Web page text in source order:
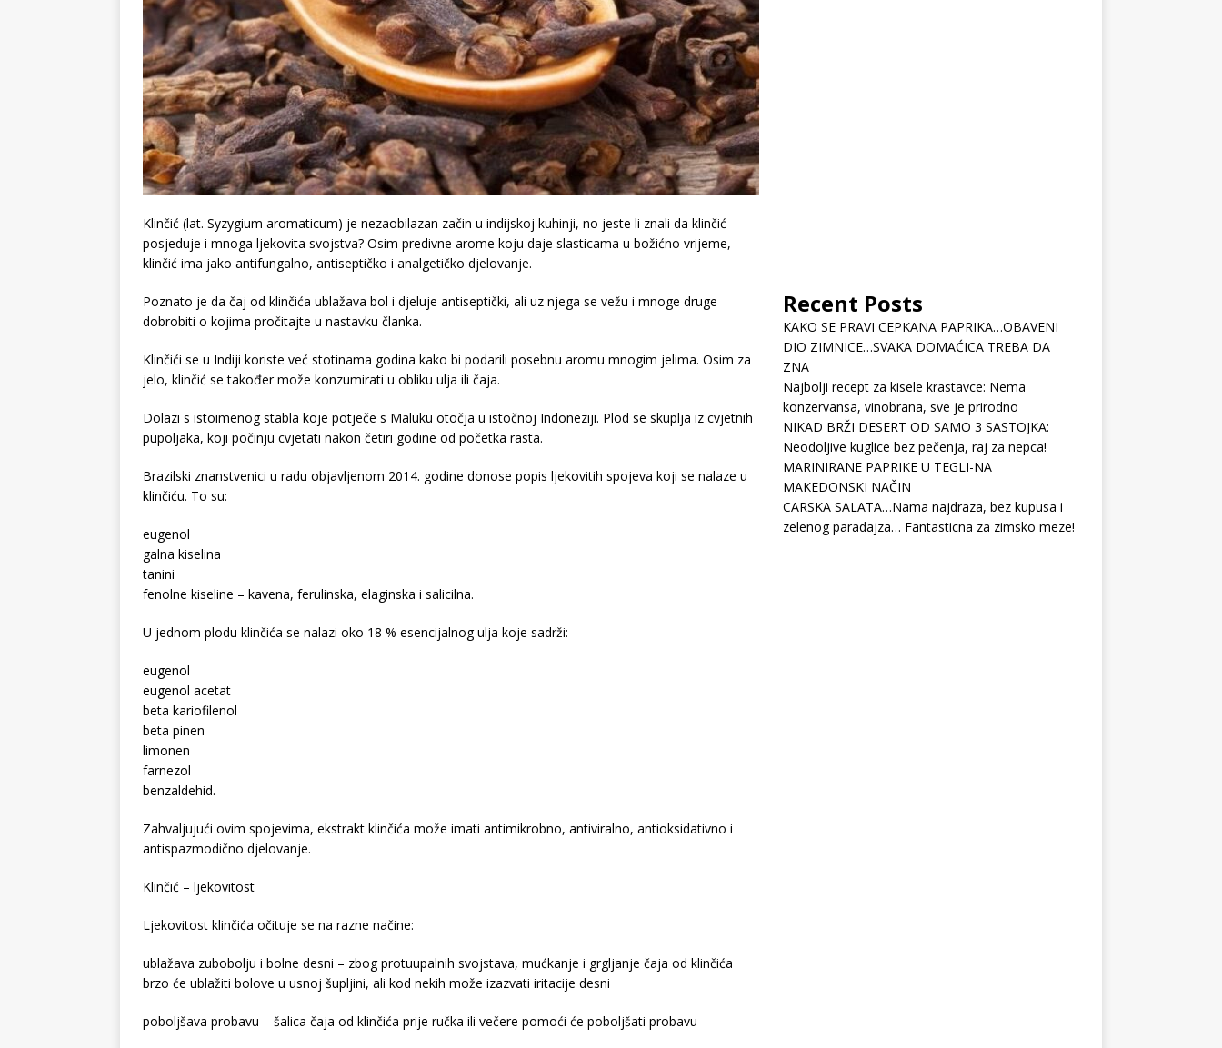
Klinčić (lat. Syzygium aromaticum) je nezaobilazan začin u indijskoj kuhinji, no jeste li znali da klinčić
posjeduje i mnoga ljekovita svojstva? Osim predivne arome koju daje slasticama u božićno vrijeme,
klinčić ima jako antifungalno, antiseptičko i analgetičko djelovanje.
Poznato je da čaj od klinčića ublažava bol i djeluje antiseptički, ali uz njega se vežu i mnoge druge
dobrobiti o kojima pročitajte u nastavku članka.
Klinčići se u Indiji koriste već stotinama godina kako bi podarili posebnu aromu mnogim jelima. Osim za
jelo, klinčić se također može konzumirati u obliku ulja ili čaja.
Dolazi s istoimenog stabla koje potječe s Maluku otočja u istočnoj Indoneziji. Plod se skuplja iz cvjetnih
pupoljaka, koji počinju cvjetati nakon četiri godine od početka rasta.
Brazilski znanstvenici u radu objavljenom 2014. godine donose popis ljekovitih spojeva koji se nalaze u
klinčiću. To su:
eugenol
galna kiselina
tanini
fenolne kiseline – kavena, ferulinska, elaginska i salicilna.
U jednom plodu klinčića se nalazi oko 18 % esencijalnog ulja koje sadrži:
eugenol
eugenol acetat
beta kariofilenol
beta pinen
limonen
farnezol
benzaldehid.
Zahvaljujući ovim spojevima, ekstrakt klinčića može imati antimikrobno, antiviralno, antioksidativno i
antispazmodično djelovanje.
Klinčić – ljekovitost
Ljekovitost klinčića očituje se na razne načine:
ublažava zubobolju i bolne desni – zbog protuupalnih svojstava, mućkanje i grgljanje čaja od klinčića
brzo će ublažiti bolove u usnoj šupljini, ali kod nekih može izazvati iritacije desni
poboljšava probavu – šalica čaja od klinčića prije ručka ili večere pomoći će poboljšati probavu
Recent Posts
KAKO SE PRAVI CEPKANA PAPRIKA…OBAVENI
DIO ZIMNICE…SVAKA DOMAĆICA TREBA DA
ZNA
Najbolji recept za kisele krastavce: Nema
konzervansa, vinobrana, sve je prirodno
NIKAD BRŽI DESERT OD SAMO 3 SASTOJKA:
Neodoljive kuglice bez pečenja, raj za nepca!
MARINIRANE PAPRIKE U TEGLI-NA
MAKEDONSKI NAČIN
CARSKA SALATA…Nama najdraza, bez kupusa i
zelenog paradajza… Fantasticna za zimsko meze!